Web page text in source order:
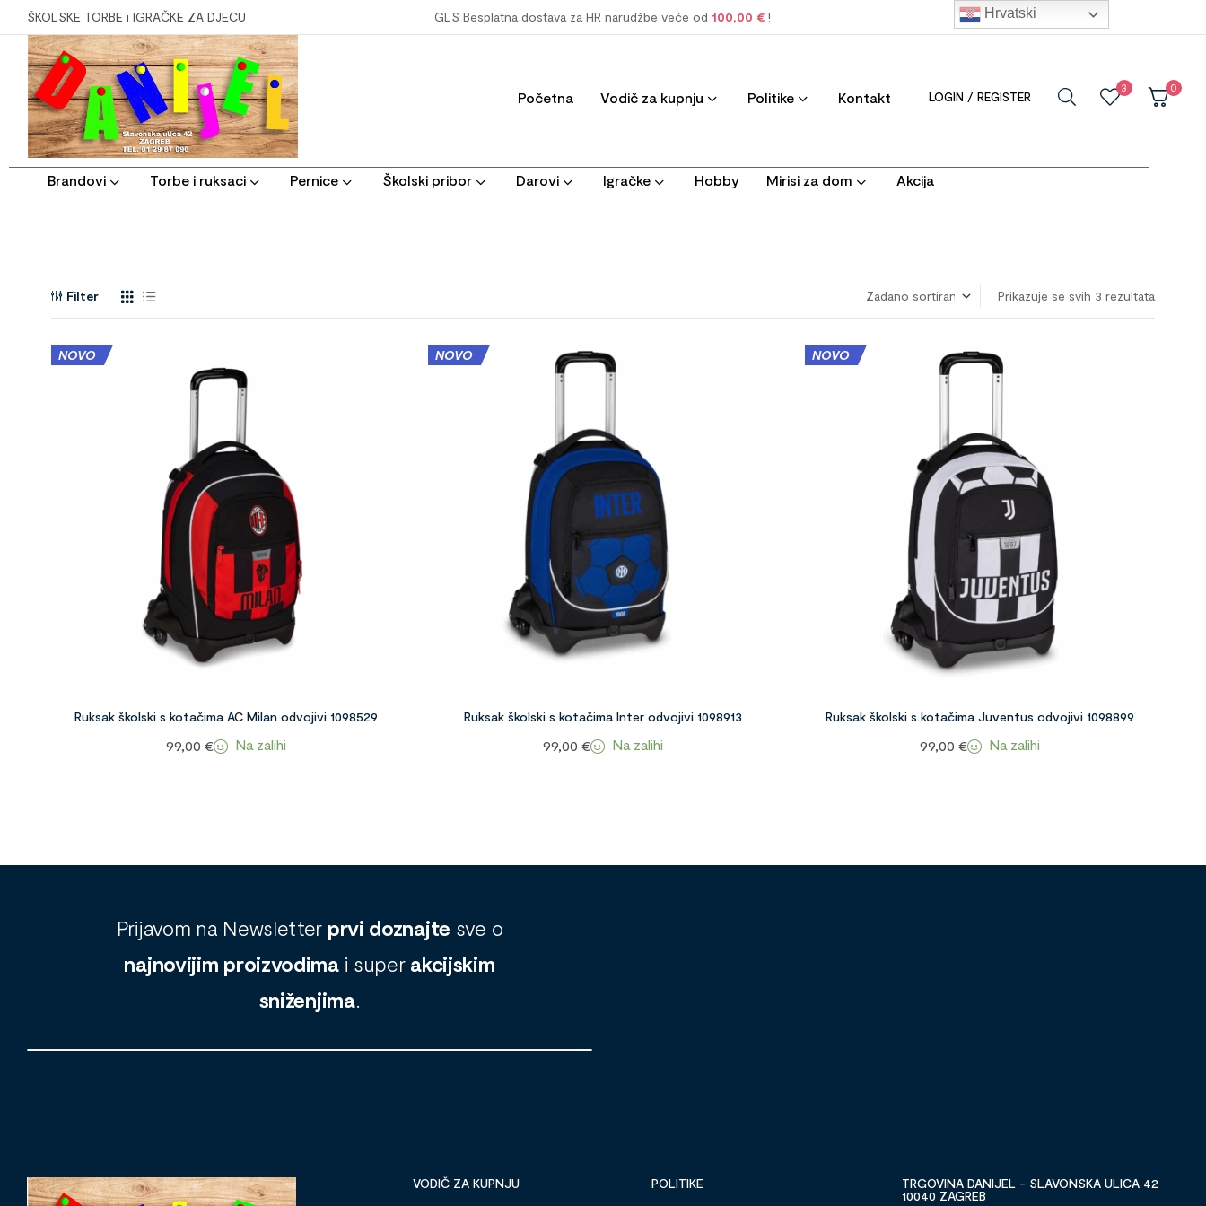
ŠKOLSKE TORBE i IGRAČKE ZA DJECU GLS Besplatna dostava za HR narudžbe veće od 100,00 € !
Početna Vodič za kupnju Politike Kontakt LOGIN / REGISTER
3 0
Brandovi Torbe i ruksaci Pernice Školski pribor Darovi Igračke Hobby Mirisi za dom Akcija
Filter Prikazuje se svih 3 rezultata
NOVO
Ruksak školski s kotačima AC Milan odvojivi 1098529
99,00€ Na zalihi
NOVO
Ruksak školski s kotačima Inter odvojivi 1098913
99,00€ Na zalihi
NOVO
Ruksak školski s kotačima Juventus odvojivi 1098899
99,00€ Na zalihi
Prijavom na Newsletter prvi doznajte sve o
najnovijim proizvodimai super akcijskim
sniženjima.
VODIČ ZA KUPNJU POLITIKE
TRGOVINA DANIJEL - SLAVONSKA ULICA 42
10040 ZAGREB
Hrvatski